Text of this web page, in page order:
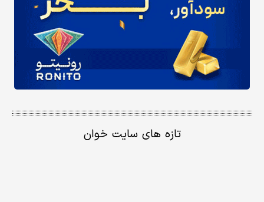
تازه های سایت خوان